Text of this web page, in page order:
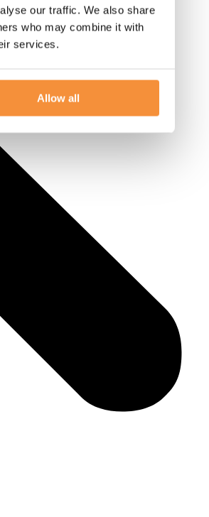
our traffic. We also share
who may combine it with
services.
Allow all